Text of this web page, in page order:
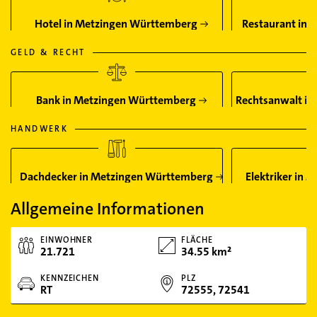
Hotel in Metzingen Württemberg Restaurant in
GELD & RECHT
Bank in Metzingen Württemberg Rechtsanwalt
HANDWERK
Dachdecker in Metzingen Württemberg Elektriker in
Allgemeine Informationen
EINWOHNER
21.721
FLÄCHE
34.55 km²
KENNZEICHEN
RT
PLZ
72555, 72541